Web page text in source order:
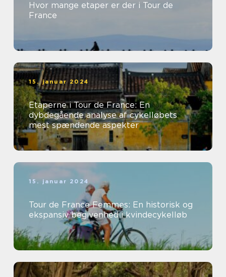
Hvor mange etaper er der i Tour de
France
15. januar 2024
Etaperne i Tour de France: En
dybdegående analyse af cykelløbets
mest spændende aspekter
15. januar 2024
Tour de France Femmes: En historisk og
ekspansiv begivenhed i kvindecykelløb